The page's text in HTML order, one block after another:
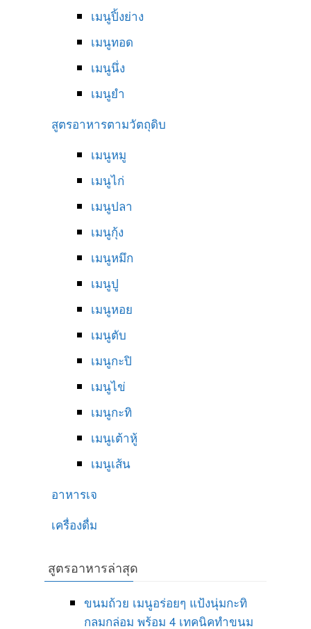
เมนูปิ้งย่าง
เมนูทอด
เมนูนึ่ง
เมนูยำ
สูตรอาหารตามวัตถุดิบ
เมนูหมู
เมนูไก่
เมนูปลา
เมนูกุ้ง
เมนูหมึก
เมนูปู
เมนูหอย
เมนูตับ
เมนูกะปิ
เมนูไข่
เมนูกะทิ
เมนูเต้าหู้
เมนูเส้น
อาหารเจ
เครื่องดื่ม
สูตรอาหารล่าสุด
ขนมถ้วย เมนูอร่อยๆ แป้งนุ่มกะทิ
กลมกล่อม พร้อม 4 เทคนิคทำขนม